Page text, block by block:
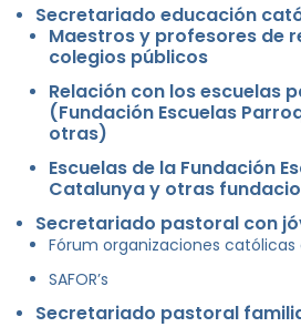
Secretariado educación
Maestros y profesores de
colegios públicos
Relación con los escuelas
(Fundación Escuelas
otras)
Escuelas de la Fundación
Catalunya y otras
Secretariado pastoral con
Fórum organizaciones católicas
SAFOR’s
Secretariado pastoral